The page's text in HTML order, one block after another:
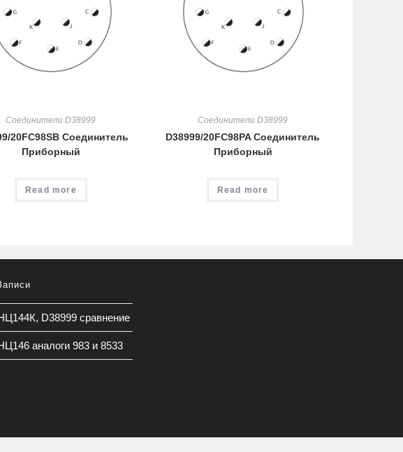
Соединители D38999
20FC98SB Соединитель
Приборный
Read more
Соединители D38999
D38999/20FC98PA Соединитель
Приборный
Read more
D38999 сравнение
аналоги 983 и 8533